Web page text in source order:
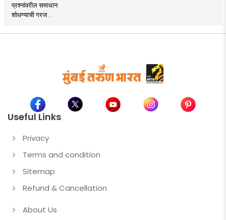
प्रश्नांवरील समाधान
शोधण्याची गरज ..
Useful Links
Privacy
Terms and condition
Sitemap
Refund & Cancellation
About Us